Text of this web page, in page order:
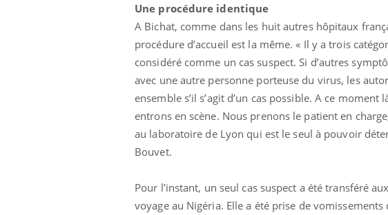
Une procédure identique
A Bichat, comme dans les huit autres hôpitaux
procédure d’accueil est la même. « Il y a trois
considéré comme un cas suspect. Si d’autres
avec une autre personne porteuse du virus, les
ensemble s’il s’agit d’un cas possible. A ce
entrons en scène. Nous prenons le patient en
au laboratoire de Lyon qui est le seul à pouvoir
Bouvet.
Pour l’instant, un seul cas suspect a été transféré
voyage au Nigéria. Elle a été prise de